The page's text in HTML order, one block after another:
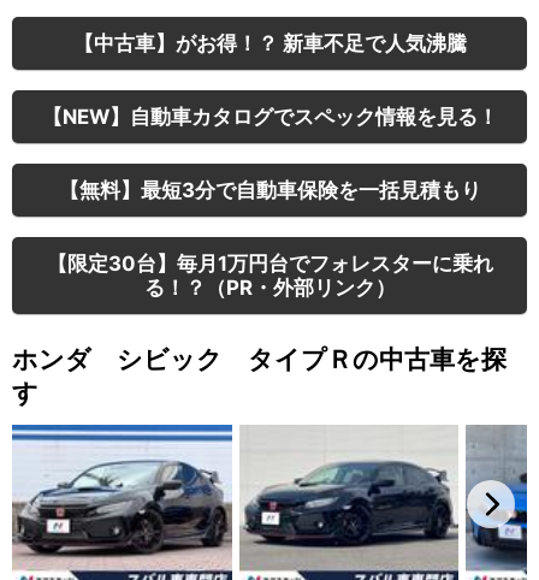
【中古車】がお得！？ 新車不足で人気沸騰
【NEW】自動車カタログでスペック情報を見る！
【無料】最短3分で自動車保険を一括見積もり
【限定30台】毎月1万円台でフォレスターに乗れ
る！？（PR・外部リンク）
ホンダ シビック タイプＲの中古車を探
す